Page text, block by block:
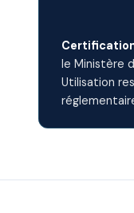
le Ministère
Utilisation